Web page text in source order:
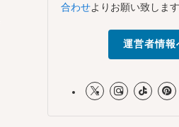
合わせよりお願い致します
運営者情報